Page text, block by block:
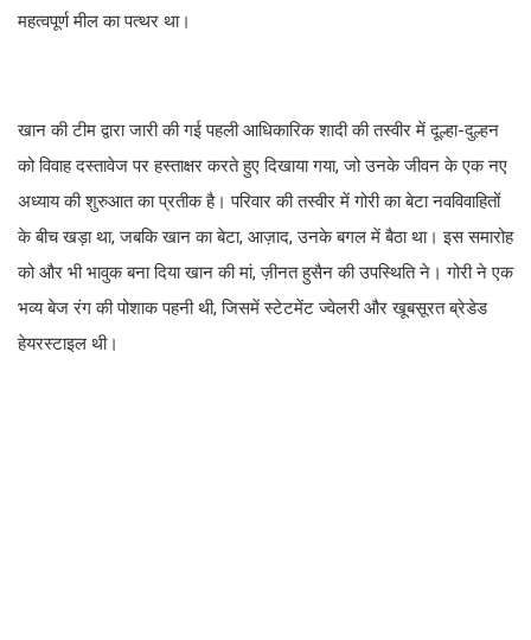
महत्वपूर्ण मील का पत्थर था।
खान की टीम द्वारा जारी की गई पहली आधिकारिक शादी की तस्वीर में दूल्हा-दुल्हन
को विवाह दस्तावेज पर हस्ताक्षर करते हुए दिखाया गया, जो उनके जीवन के एक नए
अध्याय की शुरुआत का प्रतीक है। परिवार की तस्वीर में गोरी का बेटा नवविवाहितों
के बीच खड़ा था, जबकि खान का बेटा, आज़ाद, उनके बगल में बैठा था। इस समारोह
को और भी भावुक बना दिया खान की मां, ज़ीनत हुसैन की उपस्थिति ने। गोरी ने एक
भव्य बेज रंग की पोशाक पहनी थी, जिसमें स्टेटमेंट ज्वेलरी और खूबसूरत ब्रेडेड
हेयरस्टाइल थी।